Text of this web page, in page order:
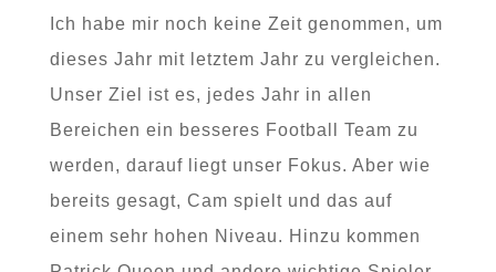
Ich habe mir noch keine Zeit genommen, um
dieses Jahr mit letztem Jahr zu vergleichen.
Unser Ziel ist es, jedes Jahr in allen
Bereichen ein besseres Football Team zu
werden, darauf liegt unser Fokus. Aber wie
bereits gesagt, Cam spielt und das auf
einem sehr hohen Niveau. Hinzu kommen